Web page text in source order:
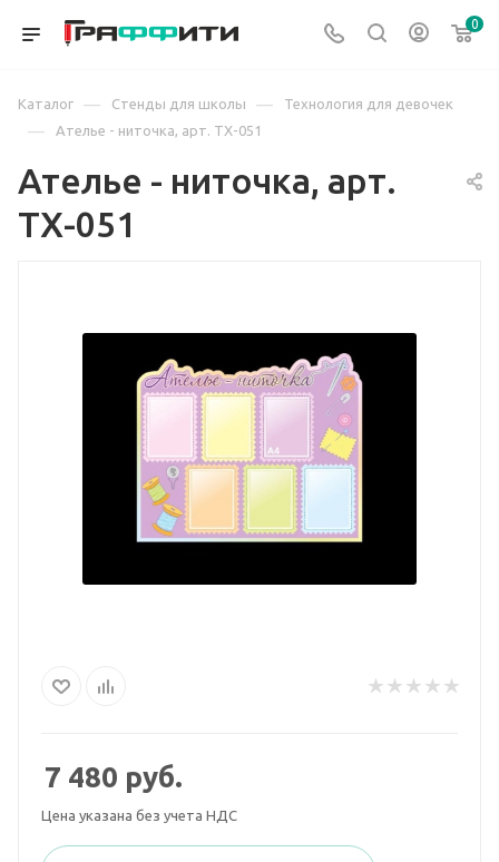
0
Каталог — Стенды для школы — Технология для девочек
— Ателье - ниточка, арт. ТХ-051
Ателье - ниточка, арт.
ТХ-051
7 480 руб.
Цена указана без учета НДС